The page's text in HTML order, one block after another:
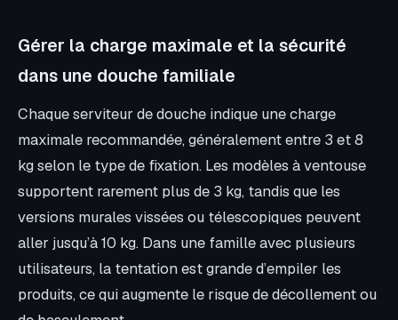
Gérer la charge maximale et la sécurité
dans une douche familiale
Chaque serviteur de douche indique une charge
maximale recommandée, généralement entre 3 et 8
kg selon le type de fixation. Les modèles à ventouse
supportent rarement plus de 3 kg, tandis que les
versions murales vissées ou télescopiques peuvent
aller jusqu’à 10 kg. Dans une famille avec plusieurs
utilisateurs, la tentation est grande d’empiler les
produits, ce qui augmente le risque de décollement ou